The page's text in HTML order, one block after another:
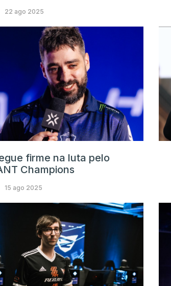
22 ago 2025
firme na luta pelo
Champions
15 ago 2025